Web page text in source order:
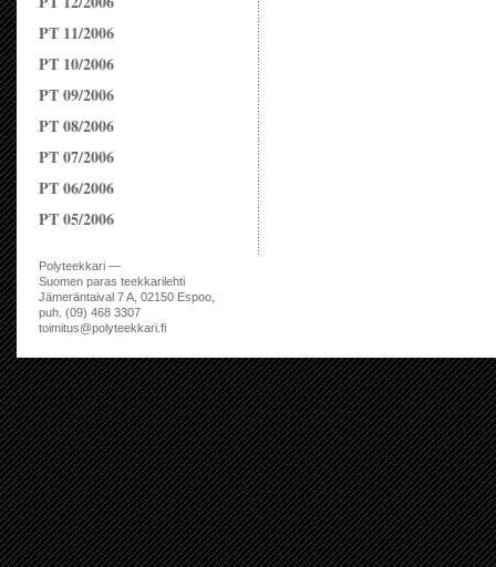
PT 11/2006
PT 10/2006
PT 09/2006
PT 08/2006
PT 07/2006
PT 06/2006
PT 05/2006
Polyteekkari —
Suomen paras teekkarilehti
Jämeräntaival 7 A, 02150 Espoo,
puh. (09) 468 3307
toimitus@polyteekkari.fi